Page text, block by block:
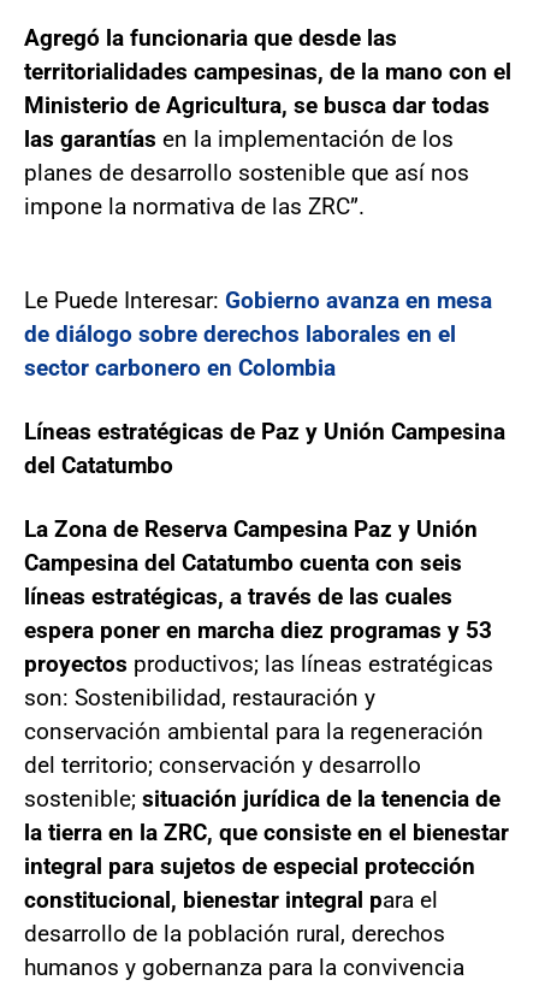
Agregó la funcionaria que desde las
territorialidades campesinas, de la mano con el
Ministerio de Agricultura, se busca dar todas
las garantías en la implementación de los
planes de desarrollo sostenible que así nos
impone la normativa de las ZRC”.
Le Puede Interesar: Gobierno avanza en mesa
de diálogo sobre derechos laborales en el
sector carbonero en Colombia
Líneas estratégicas de Paz y Unión Campesina
del Catatumbo
La Zona de Reserva Campesina Paz y Unión
Campesina del Catatumbo cuenta con seis
líneas estratégicas, a través de las cuales
espera poner en marcha diez programas y 53
proyectos productivos; las líneas estratégicas
son: Sostenibilidad, restauración y
conservación ambiental para la regeneración
del territorio; conservación y desarrollo
sostenible; situación jurídica de la tenencia de
la tierra en la ZRC, que consiste en el bienestar
integral para sujetos de especial protección
constitucional, bienestar integral para el
desarrollo de la población rural, derechos
humanos y gobernanza para la convivencia